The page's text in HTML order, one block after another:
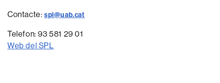
Contacte: spl@uab.cat
Telefon: 93 581 29 01
Web del SPL